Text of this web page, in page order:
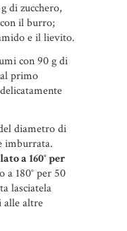
di zucchero,
il burro;
e il lievito.
con 90 g di
primo
diametro di
imburrata.
a 160° per
a 180° per 50
lasciatela
alle altre